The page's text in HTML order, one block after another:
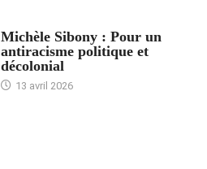
Michèle Sibony : Pour un
antiracisme politique et
décolonial
13 avril 2026